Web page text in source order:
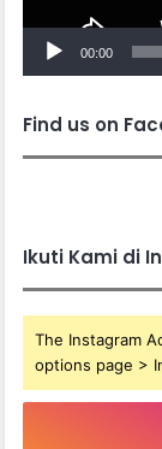
00:00
Find us on
Ikuti Kami di
The Instagram
options page >